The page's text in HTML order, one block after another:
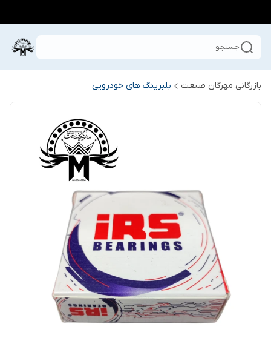
جستجو
بازرگانی مهرگان صنعت بلبرینگ های خودرویی